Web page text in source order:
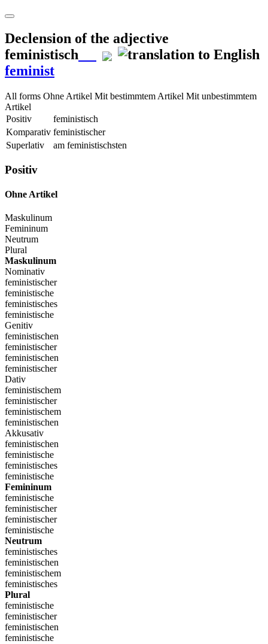
Declension of the adjective
feministisch
feminist
All forms Ohne Artikel Mit bestimmtem Artikel Mit unbestimmtem
Artikel
Positiv
feministisch
Komparativ feministischer
Superlativ
am feministischsten
Positiv
Ohne Artikel
Maskulinum
Femininum
Neutrum
Plural
Maskulinum
Nominativ
feministischer
feministische
feministisches
feministische
Genitiv
feministischen
feministischer
feministischen
feministischer
Dativ
feministischem
feministischer
feministischem
feministischen
Akkusativ
feministischen
feministische
feministisches
feministische
Femininum
feministische
feministischer
feministischer
feministische
Neutrum
feministisches
feministischen
feministischem
feministisches
Plural
feministische
feministischer
feministischen
feministische